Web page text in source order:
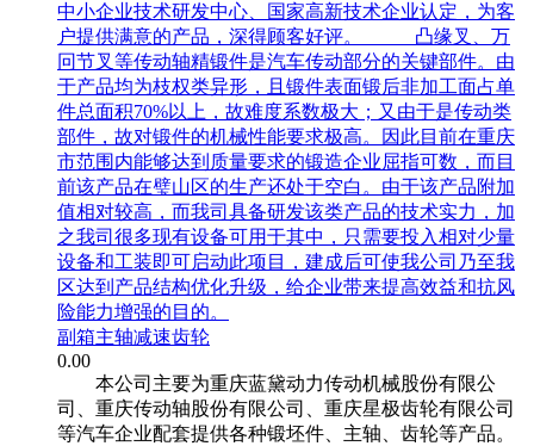
中小企业技术研发中心、国家高新技术企业认定，为客
户提供满意的产品，深得顾客好评。 凸缘叉、万
冋节叉等传动轴精锻件是汽车传动部分的关键部件。由
于产品均为枝权类异形，且锻件表面锻后非加工面占单
件总面积70%以上，故难度系数极大；又由于是传动类
部件，故对锻件的机械性能要求极高。因此目前在重庆
市范围内能够达到质量要求的锻造企业屈指可数，而目
前该产品在璧山区的生产还处于空白。由于该产品附加
值相对较高，而我司具备研发该类产品的技术实力，加
之我司很多现有设备可用于其中，只需要投入相对少量
设备和工装即可启动此项目，建成后可使我公司乃至我
区达到产品结构优化升级，给企业带来提高效益和抗风
险能力增强的目的。
副箱主轴减速齿轮
0.00
本公司主要为重庆蓝黛动力传动机械股份有限公
司、重庆传动轴股份有限公司、重庆星极齿轮有限公司
等汽车企业配套提供各种锻坯件、主轴、齿轮等产品。